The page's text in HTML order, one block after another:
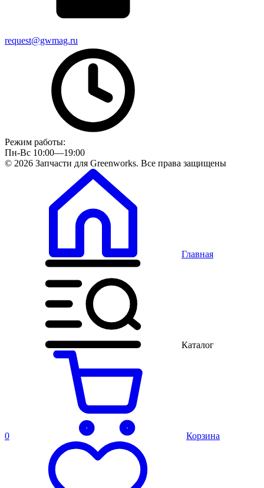
request@gwmag.ru
Режим работы:
Пн-Вс 10:00—19:00
© 2026 Запчасти для Greenworks. Все права защищены
Главная
Каталог
0 Корзина